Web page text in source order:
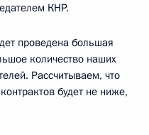
КНР.
проведена большая
количество наших
Рассчитываем, что
будет не ниже,